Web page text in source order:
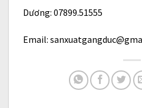
Dương: 07899.51555
Email: